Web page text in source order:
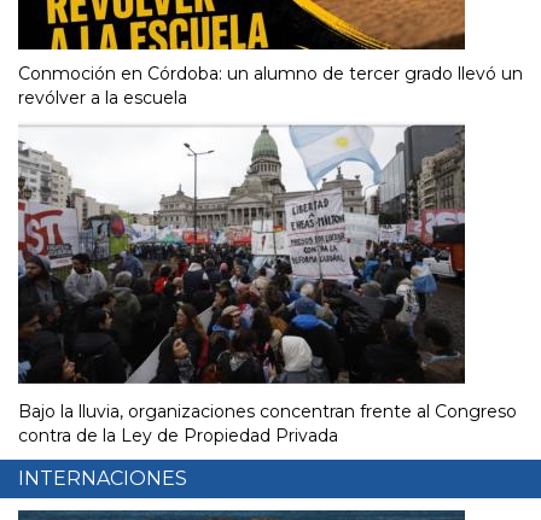
Conmoción en Córdoba: un alumno de tercer grado llevó un
revólver a la escuela
Bajo la lluvia, organizaciones concentran frente al Congreso
contra de la Ley de Propiedad Privada
INTERNACIONES